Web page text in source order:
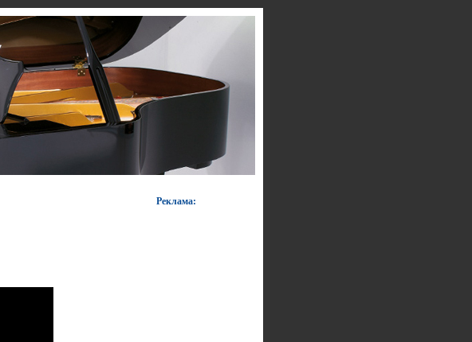
Реклама: